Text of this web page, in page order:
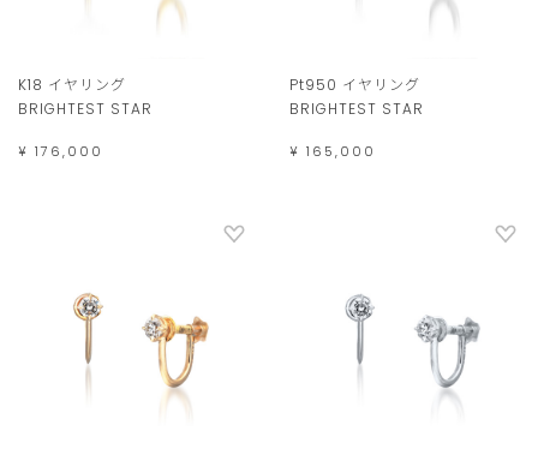
K18 イヤリング
BRIGHTEST STAR
¥ 176,000
Pt950 イヤリング
BRIGHTEST STAR
¥ 165,000